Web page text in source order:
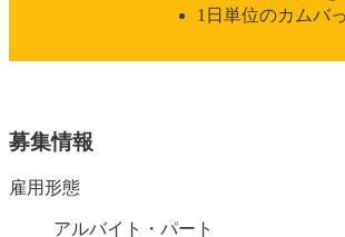
募集情報
雇用形態
アルバイト・パート